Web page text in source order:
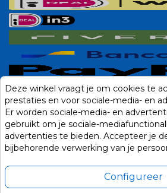
Deze winkel vraagt je om cookies te
prestaties en voor sociale-media- en
Er worden sociale-media- en
gebruikt om je sociale-
advertenties te bieden. Accepteer je
bijbehorende verwerking van je
Configureer